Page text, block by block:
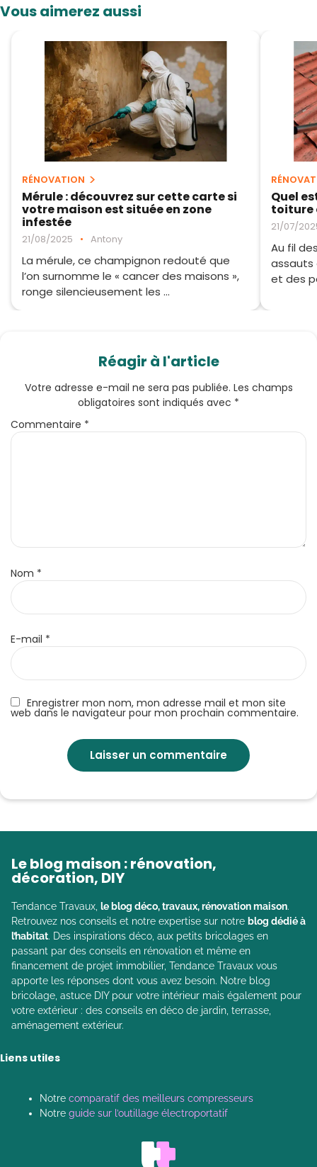
Vous aimerez aussi
RÉNOVATION
Mérule : découvrez sur cette carte si
votre maison est située en zone
infestée
21/08/2025 • Antony
La mérule, ce champignon redouté que
l’on surnomme le « cancer des maisons »,
ronge silencieusement les ...
Quel
toiture
21/07/
Au fil
assauts
et des
Réagir à l'article
Enregistrer mon nom, mon adresse mail et mon site
web dans le navigateur pour mon prochain commentaire.
Votre adresse e-mail ne sera pas publiée. Les champs
obligatoires sont indiqués avec *
Commentaire *
Nom *
E-mail *
Le blog maison : rénovation,
décoration, DIY
Tendance Travaux, le blog déco, travaux, rénovation maison.
Retrouvez nos conseils et notre expertise sur notre blog dédié à
l’habitat. Des inspirations déco, aux petits bricolages en
passant par des conseils en rénovation et même en
financement de projet immobilier, Tendance Travaux vous
apporte les réponses dont vous avez besoin. Notre blog
bricolage, astuce DIY pour votre intérieur mais également pour
votre extérieur : des conseils en déco de jardin, terrasse,
aménagement extérieur.
Liens utiles
Notre comparatif des meilleurs compresseurs
Notre guide sur l’outillage électroportatif